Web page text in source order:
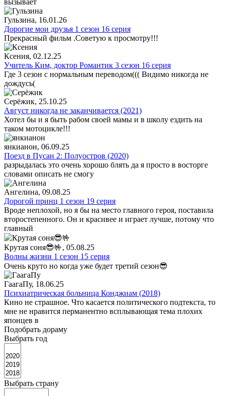
Гульзина, 16.01.26
Дорогие мои друзья 1 сезон 16 серия
Прекрасный фильм .Советую к просмотру!!!
Ксения, 02.12.25
Учитель Ким, доктор Романтик 3 сезон 16 серия
Где 3 сезон с нормальным переводом((( Видимо никогда не
дождусь(
Серёжик, 25.10.25
Август никогда не заканчивается (2021)
Хотел бы и я быть рабом своей мамы и в школу ездить на
таком мотоцикле!!!
янкианон, 06.09.25
Поезд в Пусан 2: Полуостров (2020)
разрыдалась это очень хорошо блять да я просто в восторге
словами описать не смогу
Ангелина, 09.08.25
Дорогой принц 1 сезон 19 серия
Вроде неплохой, но я бы на место главного героя, поставила
второстепенного. Он и красивее и играет лучше, потому что
главный
Крутая соня😎🤟, 05.08.25
Волны жизни 1 сезон 15 серия
Очень круто но когда уже будет третий сезон😎
ГаагаПу, 18.06.25
Психиатрическая больница Конджиам (2018)
Кино не страшное. Что касается политического подтекста, то
мне не нравится перманентно всплывающая тема плохих
японцев в
Подобрать дораму
Выбрать год
Выбрать страну